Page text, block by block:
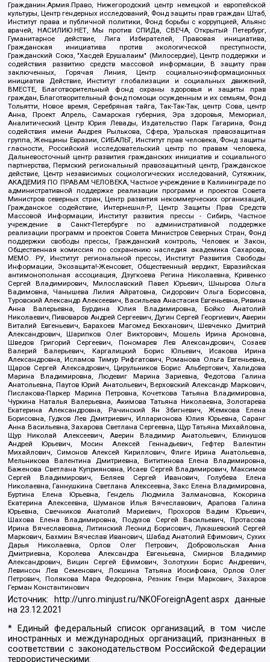
Гражданин.Армия.Право, Нижегородский центр немецкой и европейской
культуры, Центр гендерных исследований, Фонд защиты прав граждан Штаб,
Институт права и публичной политики, Фонд борьбы с коррупцией, Альянс
врачей, НАСИЛИЮ.НЕТ, Мы против СПИДа, СВЕЧА, Открытый Петербург,
Гуманитарное действие, Лига Избирателей, Правовая инициатива,
Гражданская инициатива против экологической преступности,
Гражданский Союз, "Хасдей Ерушалаим" (Милосердие), Центр поддержки и
содействия развитию средств массовой информации, В защиту прав
заключенных, Горячая Линия, Центр социально-информационных
инициатив Действие, Институт глобализации и социальных движений,
ВМЕСТЕ, Благотворительный фонд охраны здоровья и защиты прав
граждан, Благотворительный фонд помощи осужденным и их семьям, Фонд
Тольятти, Новое время, Серебряная тайга, Так-Так-Так, центр Сова, центр
Анна, Проект Апрель, Самарская губерния, Эра здоровья, Мемориал,
Аналитический Центр Юрия Левады, Издательство Парк Гагарина, Фонд
содействия имени Андрея Рылькова, Сфера, Уральская правозащитная
группа, Женщины Евразии, СИБАЛЬТ, Институт прав человека, Фонд защиты
гласности, Российский исследовательский центр по правам человека,
Дальневосточный центр развития гражданских инициатив и социального
партнерства, Пермский региональный правозащитный центр, Гражданское
действие, Центр независимых социологических исследований, Сутяжник,
АКАДЕМИЯ ПО ПРАВАМ ЧЕЛОВЕКА, Частное учреждение в Калининграде по
административной поддержке реализации программ и проектов Совета
Министров северных стран, Центр развития некоммерческих организаций,
Гражданское содействие, Интернешнл-Р, Центр Защиты Прав Средств
Массовой Информации, Институт развития прессы - Сибирь, Частное
учреждение в Санкт-Петербурге по административной поддержке
реализации программ и проектов Совета Министров Северных Стран, Фонд
поддержки свободы прессы, Гражданский контроль, Человек и Закон,
Общественная комиссия по сохранению наследия академика Сахарова,
МЕМО. РУ, Институт региональной прессы, Институт Развития Свободы
Информации, Экозащита!-Женсовет, Общественный вердикт, Евразийская
антимонопольная ассоциация, Дзугкоева Регина Николаевна, Кривенко
Сергей Владимирович, Милославский Павел Юрьевич, Шнырова Ольга
Вадимовна, Чанышева Лилия Айратовна, Сидорович Ольга Борисовна,
Туровский Александр Алексеевич, Васильева Анастасия Евгеньевна, Ривина
Анна Валерьевна, Бурдина Юлия Владимировна, Бойко Анатолий
Николаевич, Пивоваров Андрей Сергеевич, Дугин Сергей Георгиевич, Аверин
Виталий Евгеньевич, Барахоев Магомед Бекханович, Шевченко Дмитрий
Александрович, Шарипков Олег Викторович, Мошель Ирина Ароновна,
Шведов Григорий Сергеевич, Пономарев Лев Александрович, Созаев
Валерий Валерьевич, Каргалицкий Борис Юльевич, Исакова Ирина
Александровна, Исламов Тимур Рифгатович, Романова Ольга Евгеньевна,
Щаров Сергей Алексадрович, Цирульников Борис Альбертович, Халидова
Марина Владимировна, Людевиг Марина Зариевна, Федотова Галина
Анатольевна, Паутов Юрий Анатольевич, Верховский Александр Маркович,
Пислакова-Паркер Марина Петровна, Кочеткова Татьяна Владимировна,
Чуркина Наталья Валерьевна, Акимова Татьяна Николаевна, Золотарева
Екатерина Александровна, Рачинский Ян Збигневич, Жемкова Елена
Борисовна, Гудков Лев Дмитриевич, Илларионова Юлия Юрьевна, Саранг
Анна Васильевна, Захарова Светлана Сергеевна, Щур Татьяна Михайловна,
Щур Николай Алексеевич, Аверин Владимир Анатольевич, Блинушов
Андрей Юрьевич, Мосин Алексей Геннадьевич, Гефтер Валентин
Михайлович, Симонов Алексей Кириллович, Флиге Ирина Анатольевна,
Мельникова Валентина Дмитриевна, Вититинова Елена Владимировна,
Баженова Светлана Куприяновна, Исаев Сергей Владимирович, Максимов
Сергей Владимирович, Беляев Сергей Иванович, Голубева Елена
Николаевна, Ганнушкина Светлана Алексеевна, Закс Елена Владимировна,
Буртина Елена Юрьевна, Гендель Людмила Залмановна, Кокорина
Екатерина Алексеевна, Шуманов Илья Вячеславович, Арапова Галина
Юрьевна, Свечников Анатолий Мариевич, Прохоров Вадим Юрьевич,
Шахова Елена Владимировна, Подузов Сергей Васильевич, Протасова
Ирина Вячеславовна, Литинский Леонид Борисович, Лукашевский Сергей
Маркович, Бахмин Вячеслав Иванович, Шабад Анатолий Ефимович, Сухих
Дарья Николаевна, Орлов Олег Петрович, Добровольская Анна
Дмитриевна, Королева Александра Евгеньевна, Смирнов Владимир
Александрович, Вицин Сергей Ефимович, Золотухин Борис Андреевич,
Левинсон Лев Семенович, Локшина Татьяна Иосифовна, Орлов Олег
Петрович, Полякова Мара Федоровна, Резник Генри Маркович, Захаров
Герман Константинович
Источник: http://unro.minjust.ru/NKOForeignAgent.aspxданные
на23.12.2021
* Единый федеральный список организаций, в том числе
иностранных и международных организаций, признанных в
соответствии с законодательством Российской Федерации
террористическими: